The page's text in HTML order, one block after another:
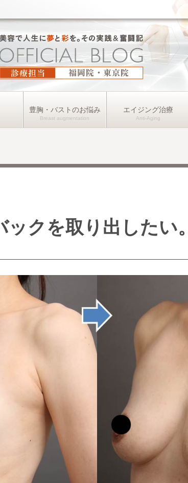
豊胸・バストのお悩み エイジング治療
クを取り出したい。